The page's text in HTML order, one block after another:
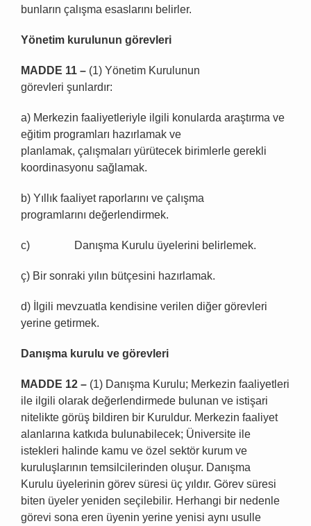
bunların çalışma esaslarını belirler.
Yönetim kurulunun görevleri
MADDE 11 – (1) Yönetim Kurulunun
görevleri şunlardır:
a) Merkezin faaliyetleriyle ilgili konularda araştırma ve
eğitim programları hazırlamak ve
planlamak, çalışmaları yürütecek birimlerle gerekli
koordinasyonu sağlamak.
b) Yıllık faaliyet raporlarını ve çalışma
programlarını değerlendirmek.
c) Danışma Kurulu üyelerini belirlemek.
ç) Bir sonraki yılın bütçesini hazırlamak.
d) İlgili mevzuatla kendisine verilen diğer görevleri
yerine getirmek.
Danışma kurulu ve görevleri
MADDE 12 – (1) Danışma Kurulu; Merkezin faaliyetleri
ile ilgili olarak değerlendirmede bulunan ve istişari
nitelikte görüş bildiren bir Kuruldur. Merkezin faaliyet
alanlarına katkıda bulunabilecek; Üniversite ile
istekleri halinde kamu ve özel sektör kurum ve
kuruluşlarının temsilcilerinden oluşur. Danışma
Kurulu üyelerinin görev süresi üç yıldır. Görev süresi
biten üyeler yeniden seçilebilir. Herhangi bir nedenle
görevi sona eren üyenin yerine yenisi aynı usulle